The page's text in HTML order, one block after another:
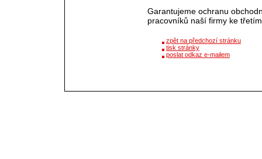
Garantujeme ochranu
pracovníků naší firmy ke
zpět na předchozí stránku
tisk stránky
poslat odkaz e-mailem